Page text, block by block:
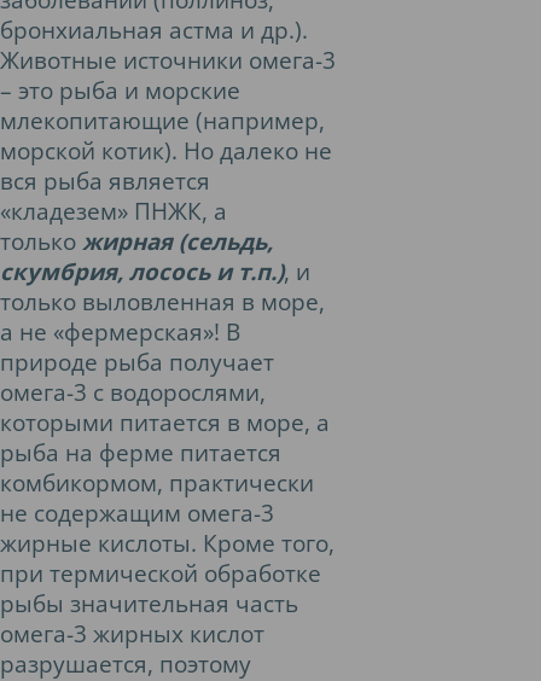
бронхиальная астма и др.).
Животные источники омега-3
– это рыба и морские
млекопитающие (например,
морской котик). Но далеко не
вся рыба является
«кладезем» ПНЖК, а
только жирная (сельдь,
скумбрия, лосось и т.п.), и
только выловленная в море,
а не «фермерская»! В
природе рыба получает
омега-3 с водорослями,
которыми питается в море, а
рыба на ферме питается
комбикормом, практически
не содержащим омега-3
жирные кислоты. Кроме того,
при термической обработке
рыбы значительная часть
омега-3 жирных кислот
разрушается, поэтому